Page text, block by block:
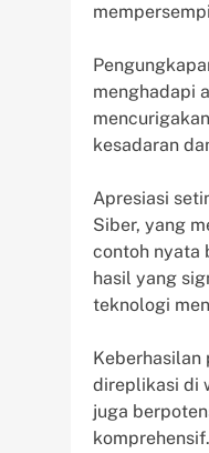
menghadapi
kesadaran
Apresiasi
Siber, yang
contoh nyata
hasil yang
teknologi
Keberhasilan
direplikasi di
juga